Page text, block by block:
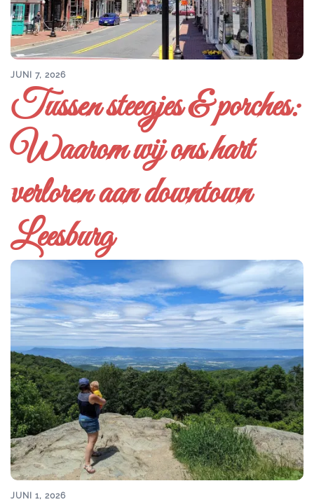
JUNI 7, 2026
Tussen steegjes & porches:
Waarom wij ons hart
verloren aan downtown
Leesburg
JUNI 1, 2026